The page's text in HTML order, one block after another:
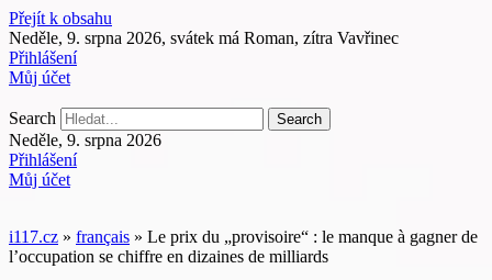
Přejít k obsahu
Neděle, 9. srpna 2026, svátek má Roman, zítra Vavřinec
Přihlášení
Můj účet
Search Search
Neděle, 9. srpna 2026
Přihlášení
Můj účet
i117.cz » français » Le prix du „provisoire“ : le manque à gagner de
l’occupation se chiffre en dizaines de milliards